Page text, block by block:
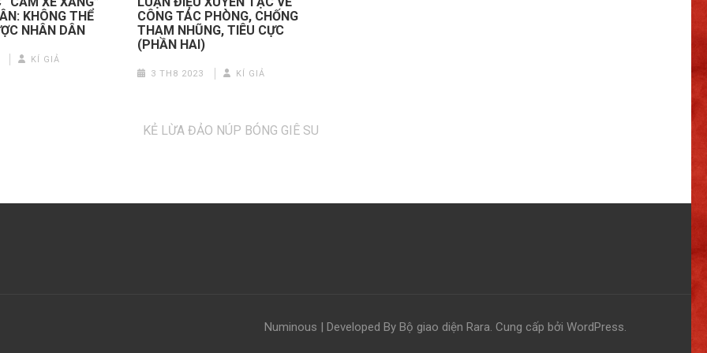
KHÔNG THỂ
NHÂN DÂN
KÍ GIẢ
CÔNG TÁC PHÒNG, CHỐNG
THAM NHŨNG, TIÊU CỰC
(PHẦN HAI)
3 TH8 2023 KÍ GIẢ
KẺ LỪA ĐẢO NÚP BÓNG GIÊ SU
Numinous | Developed By Bộ giao diện Rara. Cung cấp bởi WordPress.